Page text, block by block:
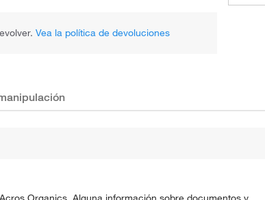
Vea la política de devoluciones